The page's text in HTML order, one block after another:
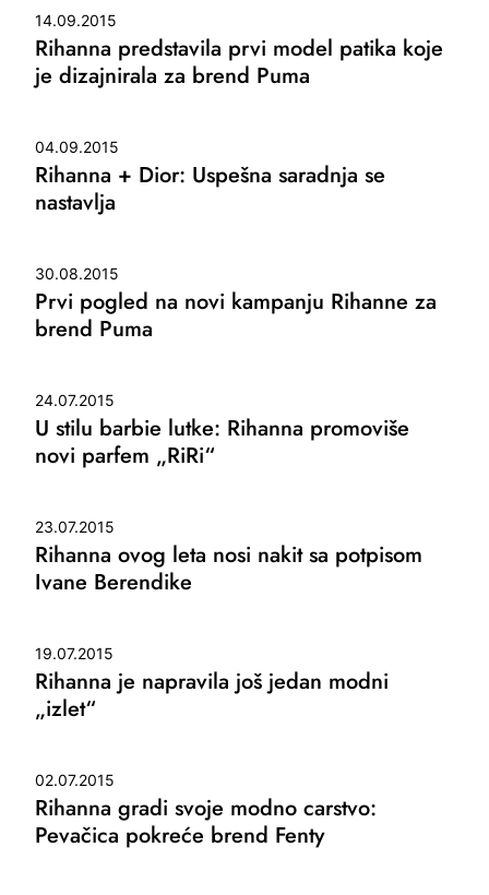
14.09.2015
Rihanna predstavila prvi model patika koje
je dizajnirala za brend Puma
04.09.2015
Rihanna + Dior: Uspešna saradnja se
nastavlja
30.08.2015
Prvi pogled na novi kampanju Rihanne za
brend Puma
24.07.2015
U stilu barbie lutke: Rihanna promoviše
novi parfem „RiRi“
23.07.2015
Rihanna ovog leta nosi nakit sa potpisom
Ivane Berendike
19.07.2015
Rihanna je napravila još jedan modni
„izlet“
02.07.2015
Rihanna gradi svoje modno carstvo:
Pevačica pokreće brend Fenty